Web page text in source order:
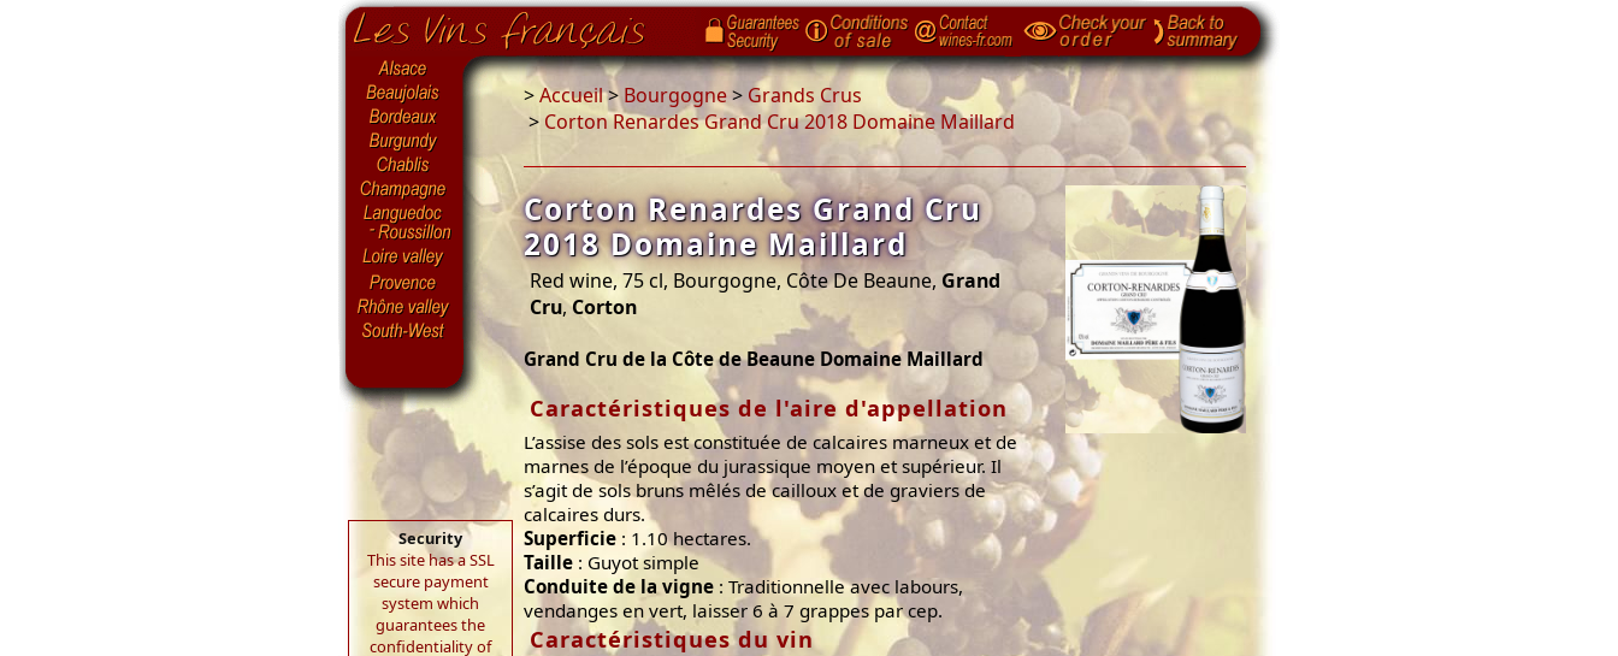
Security
This site has a SSL
secure payment
system which
guarantees the
confidentiality of
>Accueil>Bourgogne> Grands Crus
> Corton Renardes Grand Cru 2018 Domaine Maillard
Corton Renardes Grand Cru
2018 Domaine Maillard
Red wine, 75 cl, Bourgogne, Côte De Beaune, Grand
Cru,Corton
Grand Cru de la Côte de Beaune Domaine Maillard
Caractéristiques de l'aire d'appellation
L’assise des sols est constituée de calcaires marneux et de
marnes de l’époque du jurassique moyen et supérieur. Il
s’agit de sols bruns mêlés de cailloux et de graviers de
calcaires durs.
Superficie : 1.10 hectares.
Taille : Guyot simple
Conduite de la vigne : Traditionnelle avec labours,
vendanges en vert, laisser 6 à 7 grappes par cep.
Caractéristiques du vin